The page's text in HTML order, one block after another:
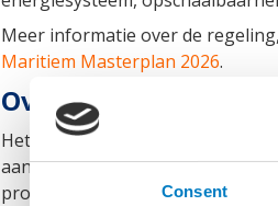
Consent
Meer informatie over de
Maritiem Masterplan 2026.
Over het Maritiem
Het Maritiem Masterplan is een
aan de verduurzaming van de
programma bijdragen aan een